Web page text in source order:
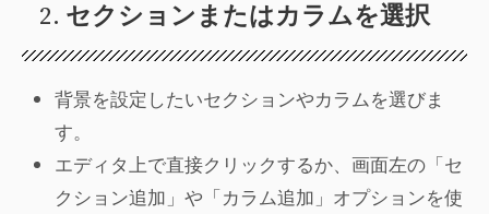
2. セクションまたはカラムを選択
背景を設定したいセクションやカラムを選びま
す。
エディタ上で直接クリックするか、画面左の「セ
クション追加」や「カラム追加」オプションを使